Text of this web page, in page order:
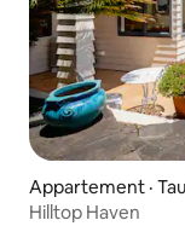
Appartement ·
Hilltop Haven